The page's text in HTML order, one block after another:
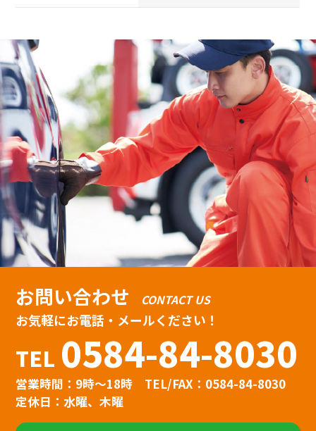
お問い合わせ CONTACT US
お気軽にお電話・メールください！
TEL 0584-84-8030
営業時間：9時〜18時
TEL/FAX：0584-84-8030
定休日：水曜、木曜